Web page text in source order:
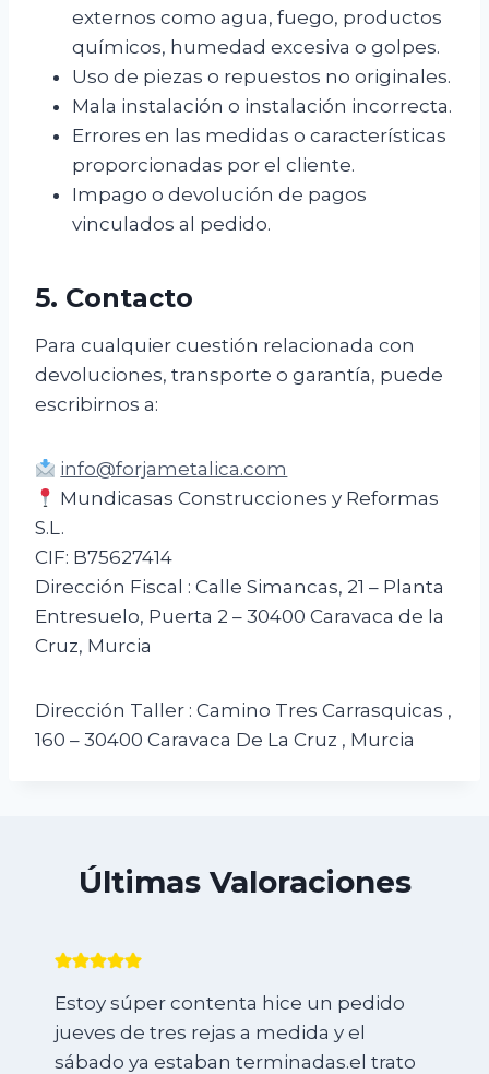
externos como agua, fuego, productos
químicos, humedad excesiva o golpes.
Uso de piezas o repuestos no originales.
Mala instalación o instalación incorrecta.
Errores en las medidas o características
proporcionadas por el cliente.
Impago o devolución de pagos
vinculados al pedido.
5. Contacto
Para cualquier cuestión relacionada con
devoluciones, transporte o garantía, puede
escribirnos a:
info@forjametalica.com
Mundicasas Construcciones y Reformas
S.L.
CIF: B75627414
Dirección Fiscal : Calle Simancas, 21 – Planta
Entresuelo, Puerta 2 – 30400 Caravaca de la
Cruz, Murcia
Dirección Taller : Camino Tres Carrasquicas ,
160 – 30400 Caravaca De La Cruz , Murcia
Últimas Valoraciones
Estoy súper contenta hice un pedido
jueves de tres rejas a medida y el
sábado ya estaban terminadas.el trato